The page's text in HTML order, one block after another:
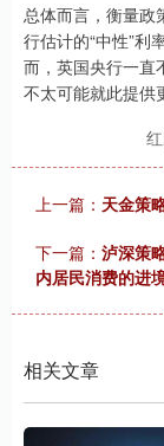
总体而言，衡量政
行估计的“中性”利
而，英国央行一直
不太可能就此提供
上一篇： 天金策
下一篇： 泸深策
内居民消费的进
相关文章